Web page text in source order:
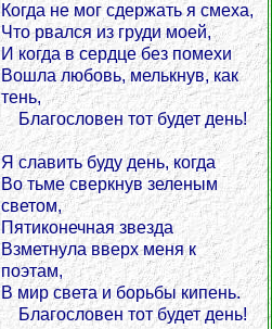
Когда не мог сдержать я смеха,
Что рвался из груди моей,
И когда в сердце без помехи
Вошла любовь, мелькнув, как
тень,
Благословен тот будет день!
Я славить буду день, когда
Во тьме сверкнув зеленым
светом,
Пятиконечная звезда
Взметнула вверх меня к
поэтам,
В мир света и борьбы кипень.
Благословен тот будет день!